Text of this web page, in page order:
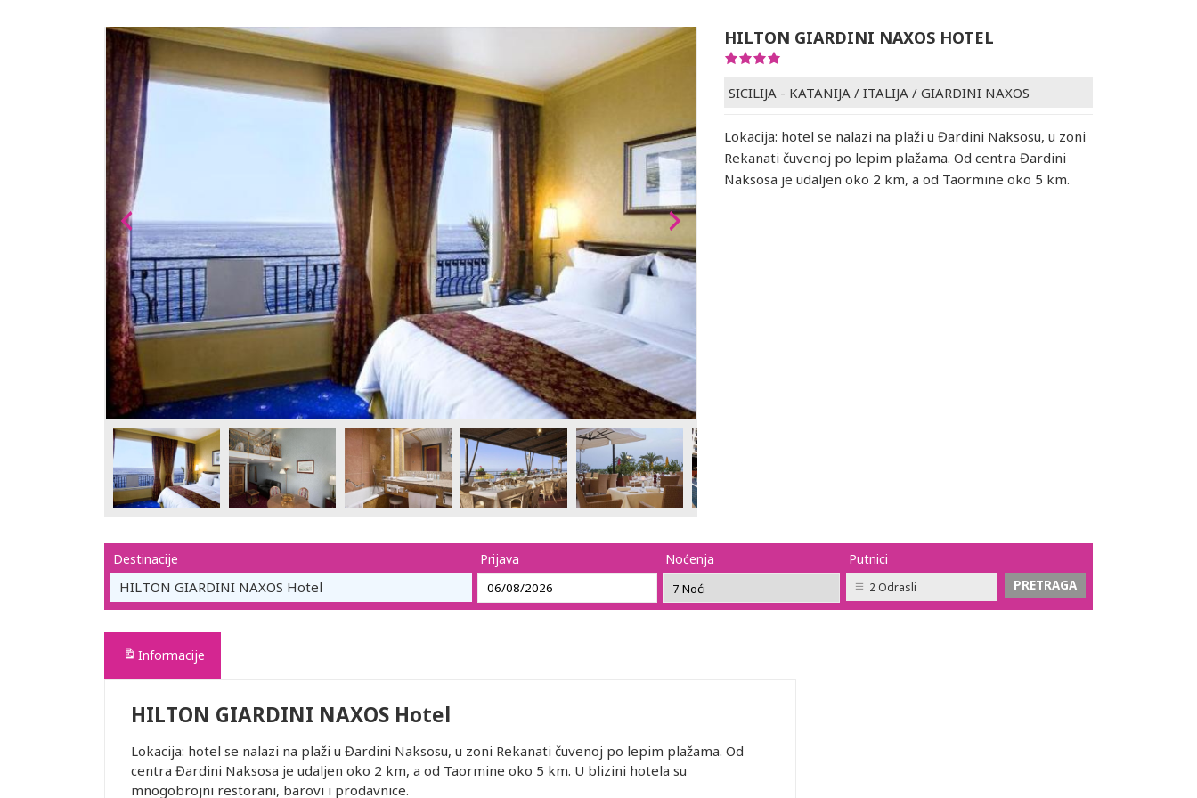
HILTON GIARDINI NAXOS HOTEL
SICILIJA - KATANIJA / ITALIJA / GIARDINI NAXOS
Lokacija: hotel se nalazi na plaži u Đardini Naksosu, u zoni
Rekanati čuvenoj po lepim plažama. Od centra Đardini
Naksosa je udaljen oko 2 km, a od Taormine oko 5 km.
Destinacije
HILTON GIARDINI NAXOS Hotel
Prijava Noćenja Putnici
2 Odrasli
Informacije
HILTON GIARDINI NAXOS Hotel
Lokacija: hotel se nalazi na plaži u Đardini Naksosu, u zoni Rekanati čuvenoj po lepim plažama. Od
centra Đardini Naksosa je udaljen oko 2 km, a od Taormine oko 5 km. U blizini hotela su
mnogobrojni restorani, barovi i prodavnice.